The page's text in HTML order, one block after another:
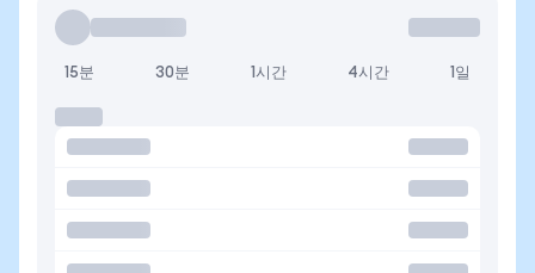
15분 30분 1시간 4시간 1일